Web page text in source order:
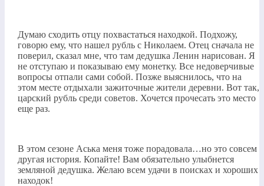
Думаю сходить отцу похвастаться находкой. Подхожу,
говорю ему, что нашел рубль с Николаем. Отец сначала не
поверил, сказал мне, что там дедушка Ленин нарисован. Я
не отступаю и показываю ему монетку. Все недоверчивые
вопросы отпали сами собой. Позже выяснилось, что на
этом месте отдыхали зажиточные жители деревни. Вот так,
царский рубль среди советов. Хочется прочесать это место
еще раз.
В этом сезоне Аська меня тоже порадовала…но это совсем
другая история. Копайте! Вам обязательно улыбнется
земляной дедушка. Желаю всем удачи в поисках и хороших
находок!